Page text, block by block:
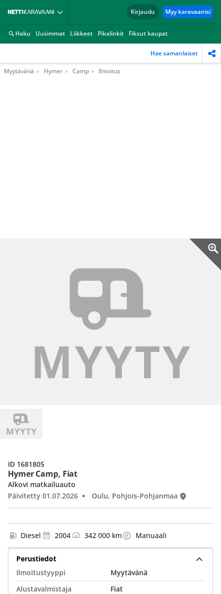
Kirjaudu Myy karavaanisi
Haku Uusimmat Liikkeet Pikalinkit Fiksut kaupat
Hae samanlaiset
Myytävänä Hymer Camp Ilmoitus
Hymer Camp, Fiat
Alkovi matkailuauto
Päivitetty 01.07.2026
Oulu, Pohjois-Pohjanmaa
ID 1681805
Diesel 2004 342 000 km Manuaali
Perustiedot
Ilmoitustyyppi
Myytävänä
Alustavalmistaja
Fiat